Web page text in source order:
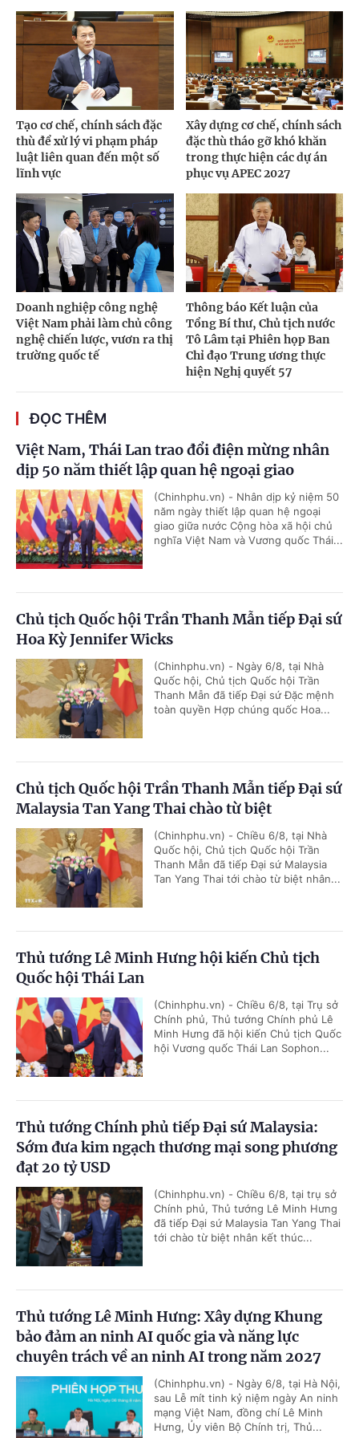
Tạo cơ chế, chính sách đặc
thù để xử lý vi phạm pháp
luật liên quan đến một số
lĩnh vực
Xây dựng cơ chế, chính sách
đặc thù tháo gỡ khó khăn
trong thực hiện các dự án
phục vụ APEC 2027
Doanh nghiệp công nghệ
Việt Nam phải làm chủ công
nghệ chiến lược, vươn ra thị
trường quốc tế
Thông báo Kết luận của
Tổng Bí thư, Chủ tịch nước
Tô Lâm tại Phiên họp Ban
Chỉ đạo Trung ương thực
hiện Nghị quyết 57
ĐỌC THÊM
Việt Nam, Thái Lan trao đổi điện mừng nhân
dịp 50 năm thiết lập quan hệ ngoại giao
(Chinhphu.vn) - Nhân dịp kỷ niệm 50
năm ngày thiết lập quan hệ ngoại
giao giữa nước Cộng hòa xã hội chủ
nghĩa Việt Nam và Vương quốc Thái...
Chủ tịch Quốc hội Trần Thanh Mẫn tiếp Đại sứ
Hoa Kỳ Jennifer Wicks
(Chinhphu.vn) - Ngày 6/8, tại Nhà
Quốc hội, Chủ tịch Quốc hội Trần
Thanh Mẫn đã tiếp Đại sứ Đặc mệnh
toàn quyền Hợp chúng quốc Hoa...
Chủ tịch Quốc hội Trần Thanh Mẫn tiếp Đại sứ
Malaysia Tan Yang Thai chào từ biệt
(Chinhphu.vn) - Chiều 6/8, tại Nhà
Quốc hội, Chủ tịch Quốc hội Trần
Thanh Mẫn đã tiếp Đại sứ Malaysia
Tan Yang Thai tới chào từ biệt nhân...
Thủ tướng Lê Minh Hưng hội kiến Chủ tịch
Quốc hội Thái Lan
(Chinhphu.vn) - Chiều 6/8, tại Trụ sở
Chính phủ, Thủ tướng Chính phủ Lê
Minh Hưng đã hội kiến Chủ tịch Quốc
hội Vương quốc Thái Lan Sophon...
Thủ tướng Chính phủ tiếp Đại sứ Malaysia:
Sớm đưa kim ngạch thương mại song phương
đạt 20 tỷ USD
(Chinhphu.vn) - Chiều 6/8, tại trụ sở
Chính phủ, Thủ tướng Lê Minh Hưng
đã tiếp Đại sứ Malaysia Tan Yang Thai
tới chào từ biệt nhân kết thúc...
Thủ tướng Lê Minh Hưng: Xây dựng Khung
bảo đảm an ninh AI quốc gia và năng lực
chuyên trách về an ninh AI trong năm 2027
(Chinhphu.vn) - Ngày 6/8, tại Hà Nội,
sau Lễ mít tinh kỷ niệm ngày An ninh
mạng Việt Nam, đồng chí Lê Minh
Hưng, Ủy viên Bộ Chính trị, Thủ...